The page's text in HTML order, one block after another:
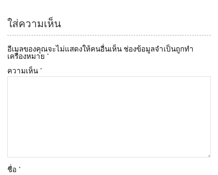
ใส่ความเห็น
อีเมลของคุณจะไม่แสดงให้คนอื่นเห็น ช่องข้อมูลจำเป็นถูกทำ
เครื่องหมาย *
ความเห็น *
ชื่อ *